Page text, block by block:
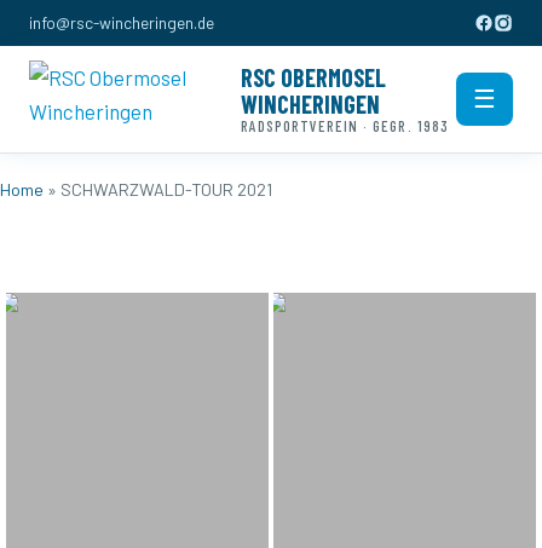
info@rsc-wincheringen.de
RSC OBERMOSEL
WINCHERINGEN
RADSPORTVEREIN · GEGR. 1983
☰
Home » SCHWARZWALD-TOUR 2021